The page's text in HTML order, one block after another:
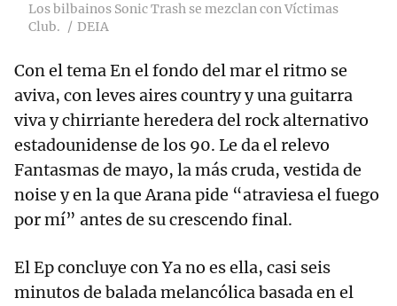
Los bilbainos Sonic Trash se mezclan con Víctimas
Club.
DEIA
Con el tema En el fondo del mar el ritmo se
aviva, con leves aires country y una guitarra
viva y chirriante heredera del rock alternativo
estadounidense de los 90. Le da el relevo
Fantasmas de mayo, la más cruda, vestida de
noise y en la que Arana pide “atraviesa el fuego
por mí” antes de su crescendo final.
El Ep concluye con Ya no es ella, casi seis
minutos de balada melancólica basada en el